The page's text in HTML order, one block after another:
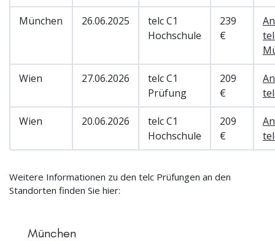
München 26.06.2025
telc C1
Hochschule
239
€
Wien 27.06.2026
telc C1
Prüfung
209
€
Wien 20.06.2026
telc C1
Hochschule
209
€
Weitere Informationen zu den telc Prüfungen an den
Standorten finden Sie hier:
München